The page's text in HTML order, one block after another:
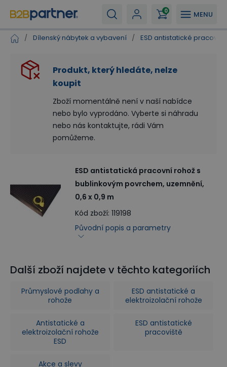
MENU
0
/ Dílenský nábytek a vybavení / ESD antistatické
ESD antistatická pracovní rohož s
bublinkovým povrchem, uzemnění,
0,6 x 0,9 m
Kód zboží: 119198
Původní popis a parametry
Produkt, který hledáte, nelze
koupit
Zboží momentálně není v naší nabídce
nebo bylo vyprodáno. Vyberte si náhradu
nebo nás kontaktujte, rádi Vám
pomůžeme.
Další zboží najdete v těchto kategoriích
Průmyslové podlahy a
rohože
ESD antistatické a
elektroizolační rohože
Antistatické a
elektroizolační rohože
ESD
ESD antistatické
pracoviště
Akce a slevy